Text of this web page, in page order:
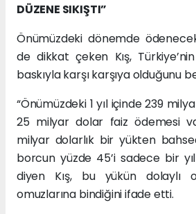
DÜZENE SIKIŞTI”
Önümüzdeki dönemde
de dikkat çeken Kış,
baskıyla karşı karşıya olduğunu
“Önümüzdeki 1 yıl içinde 239
25 milyar dolar faiz ödemesi
milyar dolarlık bir yükten
borcun yüzde 45’i sadece bir
diyen Kış, bu yükün dolaylı
omuzlarına bindiğini ifade etti.